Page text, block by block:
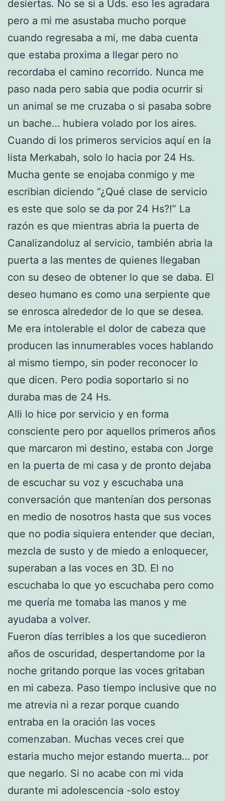
desiertas. No se si a Uds. eso les agradara
pero a mi me asustaba mucho porque
cuando regresaba a mi, me daba cuenta
que estaba proxima a llegar pero no
recordaba el camino recorrido. Nunca me
paso nada pero sabia que podia ocurrir si
un animal se me cruzaba o si pasaba sobre
un bache… hubiera volado por los aires.
Cuando di los primeros servicios aquí en la
lista Merkabah, solo lo hacia por 24 Hs.
Mucha gente se enojaba conmigo y me
escribian diciendo “¿Qué clase de servicio
es este que solo se da por 24 Hs?!” La
razón es que mientras abria la puerta de
Canalizandoluz al servicio, también abria la
puerta a las mentes de quienes llegaban
con su deseo de obtener lo que se daba. El
deseo humano es como una serpiente que
se enrosca alrededor de lo que se desea.
Me era intolerable el dolor de cabeza que
producen las innumerables voces hablando
al mismo tiempo, sin poder reconocer lo
que dicen. Pero podia soportarlo si no
duraba mas de 24 Hs.
Alli lo hice por servicio y en forma
consciente pero por aquellos primeros años
que marcaron mi destino, estaba con Jorge
en la puerta de mi casa y de pronto dejaba
de escuchar su voz y escuchaba una
conversación que mantenían dos personas
en medio de nosotros hasta que sus voces
que no podia siquiera entender que decian,
mezcla de susto y de miedo a enloquecer,
superaban a las voces en 3D. El no
escuchaba lo que yo escuchaba pero como
me quería me tomaba las manos y me
ayudaba a volver.
Fueron días terribles a los que sucedieron
años de oscuridad, despertandome por la
noche gritando porque las voces gritaban
en mi cabeza. Paso tiempo inclusive que no
me atrevia ni a rezar porque cuando
entraba en la oración las voces
comenzaban. Muchas veces crei que
estaria mucho mejor estando muerta… por
que negarlo. Si no acabe con mi vida
durante mi adolescencia -solo estoy